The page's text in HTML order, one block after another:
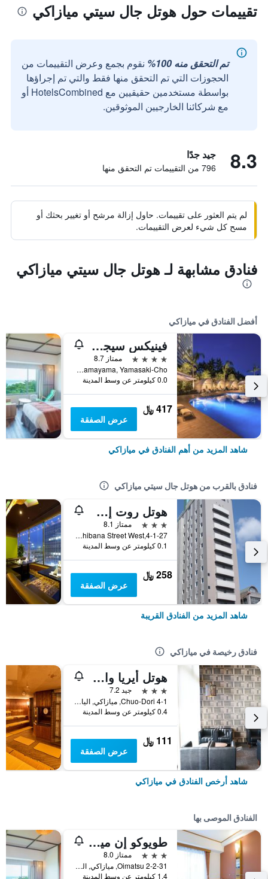
تقييمات حول هوتل جال سيتي ميازاكي
تم التحقق منه 100%
نقوم بجمع وعرض التقييمات من
الحجوزات التي تم التحقق منها فقط والتي تم إجراؤها
بواسطة مستخدمين حقيقيين مع HotelsCombined أو
مع شركائنا الخارجيين الموثوقين.
8.3 جيد جدًا
796 من التقييمات تم التحقق منها
لم يتم العثور على تقييمات. حاول إزالة مرشح أو تغيير بحثك أو
مسح كل شيء لعرض التقييمات.
فنادق مشابهة لـ هوتل جال سيتي ميازاكي
أفضل الفنادق في ميازاكي
فينيكس سيجايا أوشن تاور
4 نجوم
ممتاز 8.7
Hamayama, Yamasaki-Cho, ميازاكي, اليابان
0.0 كيلومتر عن وسط المدينة
417 ﷼
عرض الصفقة
شاهد المزيد من أهم الفنادق في ميازاكي
فنادق بالقرب من هوتل جال سيتي ميازاكي
هوتل روت إن ميازاكي تاكيبانا دوري
3 نجوم
ممتاز 8.1
4-1-27,Tachibana Street West, ميازاكي, اليابان
0.1 كيلومتر عن وسط المدينة
258 ﷼
عرض الصفقة
شاهد المزيد من الفنادق القريبة
فنادق رخيصة في ميازاكي
هوتل أيريا وان ميازاكي سيتي
3 نجوم
جيد 7.2
4-1 Chuo-Dori, ميازاكي, اليابان
0.4 كيلومتر عن وسط المدينة
111 ﷼
عرض الصفقة
شاهد أرخص الفنادق في ميازاكي
الفنادق الموصى بها
طويوكو إن ميازاكي إيكيماي
3 نجوم
ممتاز 8.0
Oimatsu 2-2-31, ميازاكي, اليابان
1.4 كيلومتر عن وسط المدينة